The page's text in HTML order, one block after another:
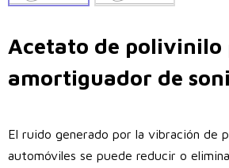
Acetato de polivinilo
amortiguador de
El ruido generado por la vibración de
automóviles se puede reducir o